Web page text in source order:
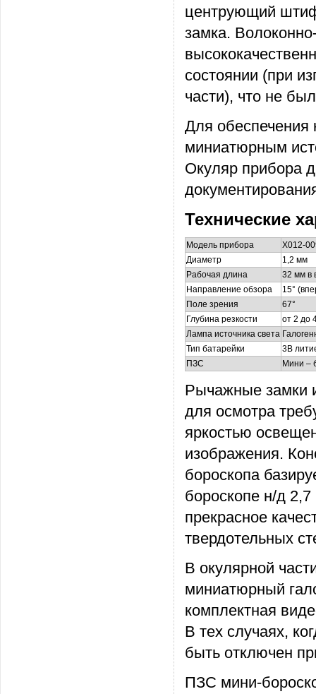
центрующий
замка.
состоянии (при
части), что не
Для обеспечения
миниатюрным
Окуляр прибора
Технические
Модель прибора
X012-
Диаметр
1,2 мм
Рабочая длина
32 мм в
Направление обзора
15°
Поле зрения
67°
Глубина резкости
от 2 до
Лампа источника света
Тип батарейки
3В
ПЗС
Мини –
Рычажные замки
для осмотра
яркостью
изображения.
бороскопа
бороскопе н/д
прекрасное
твердотельных
В окулярной
миниатюрный
комплектная
В тех случаях,
быть отключен
ПЗС мини-